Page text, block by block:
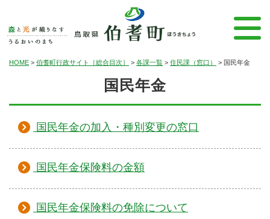
HOME > 伯耆町行政サイト［総合目次］ > 各課一覧 > 住民課（窓口） > 国民年金
国民年金
国民年金の加入・種別変更の窓口
国民年金保険料の金額
国民年金保険料の免除について